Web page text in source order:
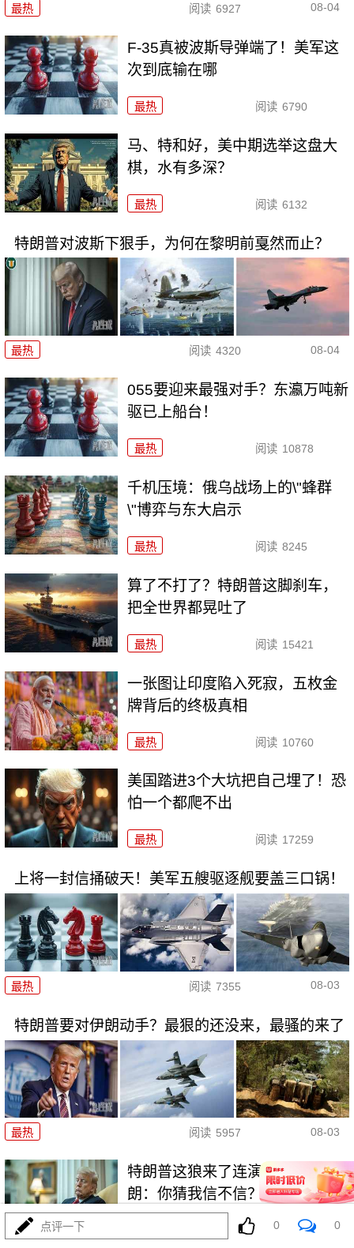
最热 阅读 6927 08-04
F-35真被波斯导弹端了！美军这
次到底输在哪
最热 阅读 6790
马、特和好，美中期选举这盘大
棋，水有多深？
最热 阅读 6132
特朗普对波斯下狠手，为何在黎明前戛然而止？
最热 阅读 4320 08-04
055要迎来最强对手？东瀛万吨新
驱已上船台！
最热 阅读 10878
千机压境：俄乌战场上的\"蜂群
\"博弈与东大启示
最热 阅读 8245
算了不打了？特朗普这脚刹车，
把全世界都晃吐了
最热 阅读 15421
一张图让印度陷入死寂，五枚金
牌背后的终极真相
最热 阅读 10760
美国踏进3个大坑把自己埋了！恐
怕一个都爬不出
最热 阅读 17259
上将一封信捅破天！美军五艘驱逐舰要盖三口锅！
最热 阅读 7355 08-03
特朗普要对伊朗动手？最狠的还没来，最骚的来了
最热 阅读 5957 08-03
特朗普这狼来了连演十遍，伊
朗：你猜我信不信？
阅读 5172
点评一下 0 0